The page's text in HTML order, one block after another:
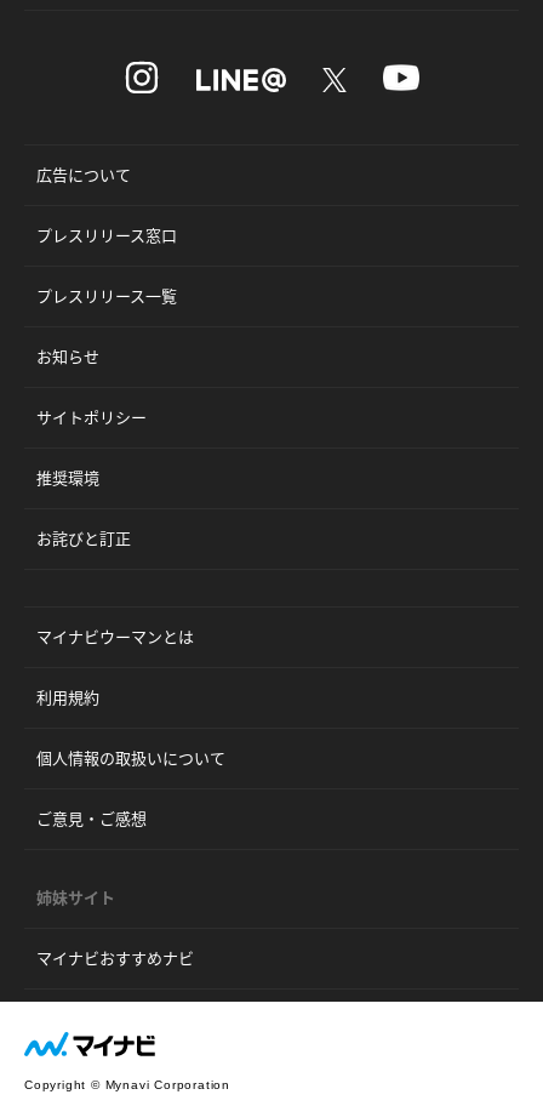
広告について
プレスリリース窓口
プレスリリース一覧
お知らせ
サイトポリシー
推奨環境
お詫びと訂正
マイナビウーマンとは
利用規約
個人情報の取扱いについて
ご意見・ご感想
姉妹サイト
マイナビおすすめナビ
Copyright © Mynavi Corporation